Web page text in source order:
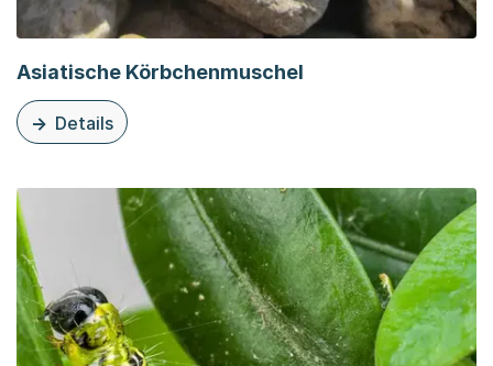
Asiatische Körbchenmuschel
Details
zu dieser Organisationsseite: Asiatische